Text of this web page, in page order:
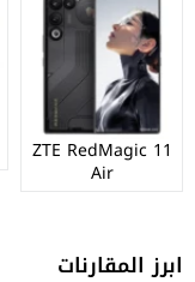
ZTE RedMagic 11
Air
ابرز المقارنات